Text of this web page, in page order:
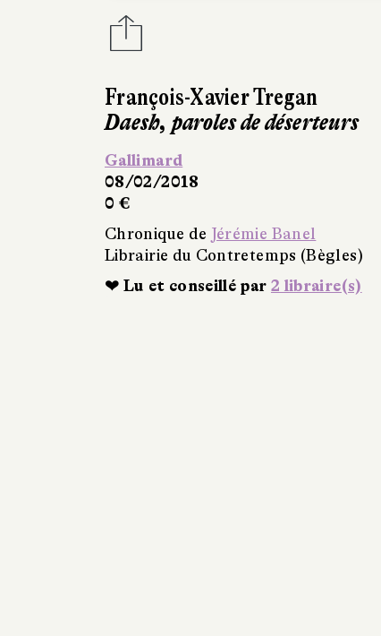
François-Xavier Tregan
Daesh, paroles de déserteurs
Gallimard
08/02/2018
0 €
Chronique de Jérémie Banel
Librairie du Contretemps (Bègles)
❤ Lu et conseillé par 2 libraire(s)